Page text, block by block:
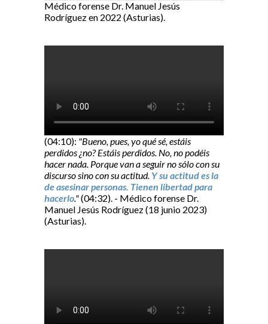
Médico forense Dr. Manuel Jesús
Rodríguez en 2022 (Asturias).
(04:10): "Bueno, pues, yo qué sé, estáis
perdidos ¿no? Estáis perdidos. No, no podéis
hacer nada. Porque van a seguir no sólo con su
discurso sino con su actitud. Y su actitud es la
de asesinar personas. Tienen libertad para
hacerlo."(04:32). - Médico forense Dr.
Manuel Jesús Rodríguez (18 junio 2023)
(Asturias).